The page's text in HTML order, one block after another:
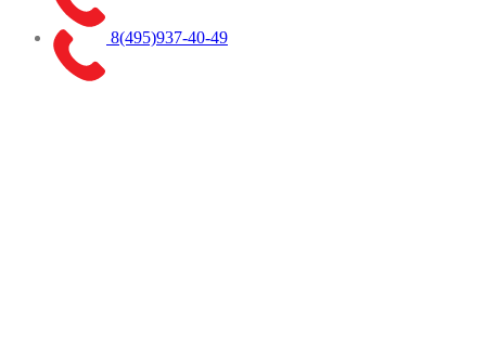
8(495)937-40-49